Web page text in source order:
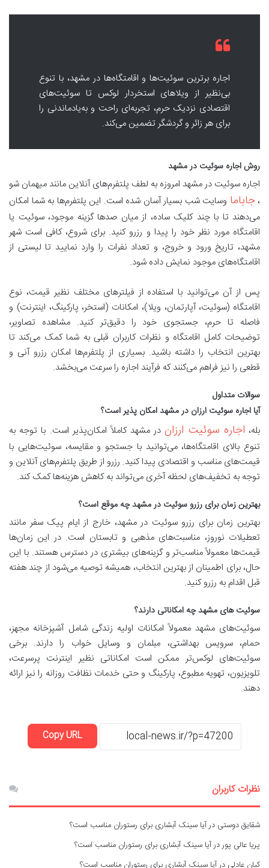
اجاره برترین سوئیت‌ها و اقامتگاه‌ها در مشهد، با تنوع
بی‌نظیر از ویلاهای استخردار لوکس تا سوئیت‌های
اقتصادی نزدیک حرم، تجربه‌ای راحت و به‌یادماندنی را
برای هر زائر و گردشگر تضمین می‌کند.
روش اجاره سوئیت در مشهد
اجاره سوئیت در مشهد امروزه به لطف پلتفرم‌های آنلاین مانند میهمان شو
، جاباما وسایت شب بسیار آسان شده است. این پلتفرم‌ها به شما امکان
می‌دهند تا با چند کلیک ساده، از میان صدها گزینه موجود، سوئیت یا
اقامتگاه مورد نظر خود را پیدا و رزرو کنید. برای شروع، کافی است شهر
مشهد، تاریخ ورود و خروج، و تعداد نفرات را وارد نمایید تا لیستی از
اقامتگاه‌های موجود نمایش داده شود.
پس از آن می‌توانید با استفاده از فیلترهای مختلف نظیر قیمت، نوع
اقامتگاه (سوئیت، آپارتمان، ویلا)، امکانات (استخر، پارکینگ، اینترنت) و
فاصله تا حرم، جستجوی خود را دقیق‌تر کنید. مشاهده تصاویر،
توضیحات کامل اقامتگاه و نظرات کاربران قبلی به شما کمک می‌کند تا
بهترین انتخاب را داشته باشید. بسیاری از پلتفرم‌ها امکان رزرو آنی و
قطعی را نیز فراهم می‌کنند که فرآیند اجاره را سرعت می‌بخشد.
سوالات متداول
آیا اجاره سوئیت ارزان در مشهد امکان پذیر است؟
بله، اجاره سوئیت ارزان در مشهد کاملاً امکان‌پذیر است. با توجه به
تنوع بالای اقامتگاه‌ها، می‌توانید با جستجو و مقایسه، سوئیت‌هایی با
قیمت‌های مناسب و اقتصادی پیدا کنید. رزرو از طریق پلتفرم‌های آنلاین و
توجه به تخفیف‌های لحظه آخری می‌تواند به کاهش هزینه‌ها کمک کند.
بهترین زمان برای رزرو سوئیت در مشهد چه موقع است؟
بهترین زمان برای رزرو سوئیت در مشهد، خارج از ایام پیک سفر مانند
تعطیلات نوروز، مناسبت‌های مذهبی و تابستان است. در این زمان‌ها
قیمت‌ها معمولاً مناسب‌تر و گزینه‌های بیشتری در دسترس هستند. با این
حال، برای اطمینان از بهترین انتخاب، همیشه توصیه می‌شود از چند هفته
قبل اقدام به رزرو کنید.
سوئیت های مشهد چه امکاناتی دارند؟
سوئیت‌های مشهد معمولاً امکانات اولیه زندگی شامل آشپزخانه مجهز،
حمام، سرویس بهداشتی، مبلمان و وسایل خواب را دارند. برخی
سوئیت‌های لوکس‌تر ممکن است امکاناتی نظیر اینترنت پرسرعت،
تلویزیون، تهویه مطبوع، پارکینگ و حتی خدمات نظافت روزانه را نیز ارائه
دهند.
Copy URL
نظرات کاربران
شقایق دوستی درآیا سینک آبشاری برای رستوران مناسب است؟
پریا عالی پوردرآیا سینک آبشاری برای رستوران مناسب است؟
کیان عادلی در آیا سینک آبشاری برای رستوران مناسب است؟